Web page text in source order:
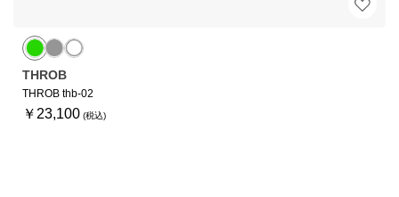
THROB
THROB thb-02
￥23,100